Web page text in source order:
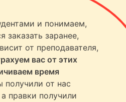
и понимаем,
заказать заранее,
от преподавателя,
вас от этих
время
получили от нас
правки получили